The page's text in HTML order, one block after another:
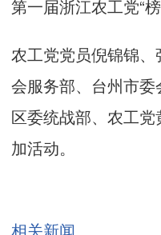
第一届浙江农工党“
农工党党员倪锦锦
会服务部、台州市
区委统战部、农工
加活动。
相关新闻